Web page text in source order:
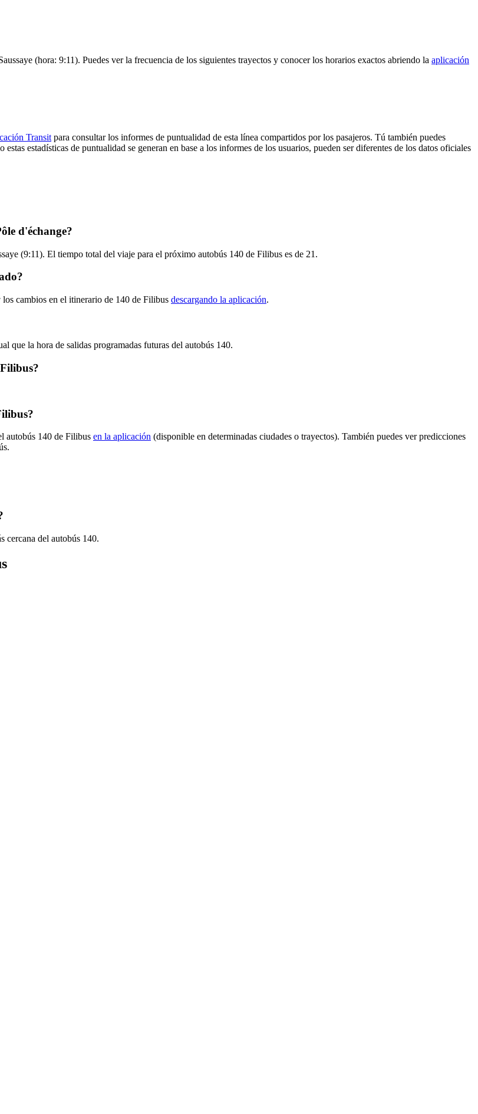
(hora: 9:11). Puedes ver la frecuencia de los siguientes trayectos y conocer los horarios exactos abriendo la aplicación
Transit para consultar los informes de puntualidad de esta línea compartidos por los pasajeros. Tú también puedes
estadísticas de puntualidad se generan en base a los informes de los usuarios, pueden ser diferentes de los datos oficiales
d'échange?
(9:11). El tiempo total del viaje para el próximo autobús 140 de Filibus es de 21.
cambios en el itinerario de 140 de Filibus descargando la aplicación.
que la hora de salidas programadas futuras del autobús 140.
autobús 140 de Filibus en la aplicación (disponible en determinadas ciudades o trayectos). También puedes ver predicciones
cercana del autobús 140.